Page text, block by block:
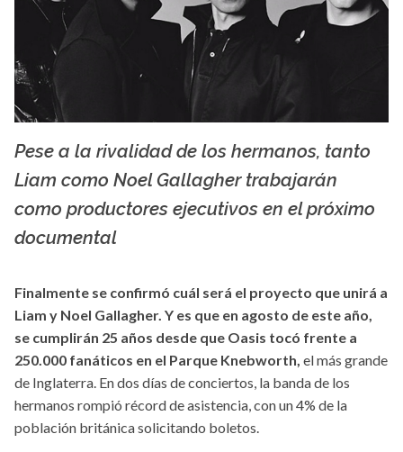
Pese a la rivalidad de los hermanos, tanto
Liam como Noel Gallagher trabajarán
como productores ejecutivos en el próximo
documental
Finalmente se confirmó cuál será el proyecto que unirá a
Liam y Noel Gallagher. Y es que en agosto de este año,
se cumplirán 25 años desde que Oasis tocó frente a
250.000 fanáticos en el Parque Knebworth, el más grande
de Inglaterra. En dos días de conciertos, la banda de los
hermanos rompió récord de asistencia, con un 4% de la
población británica solicitando boletos.